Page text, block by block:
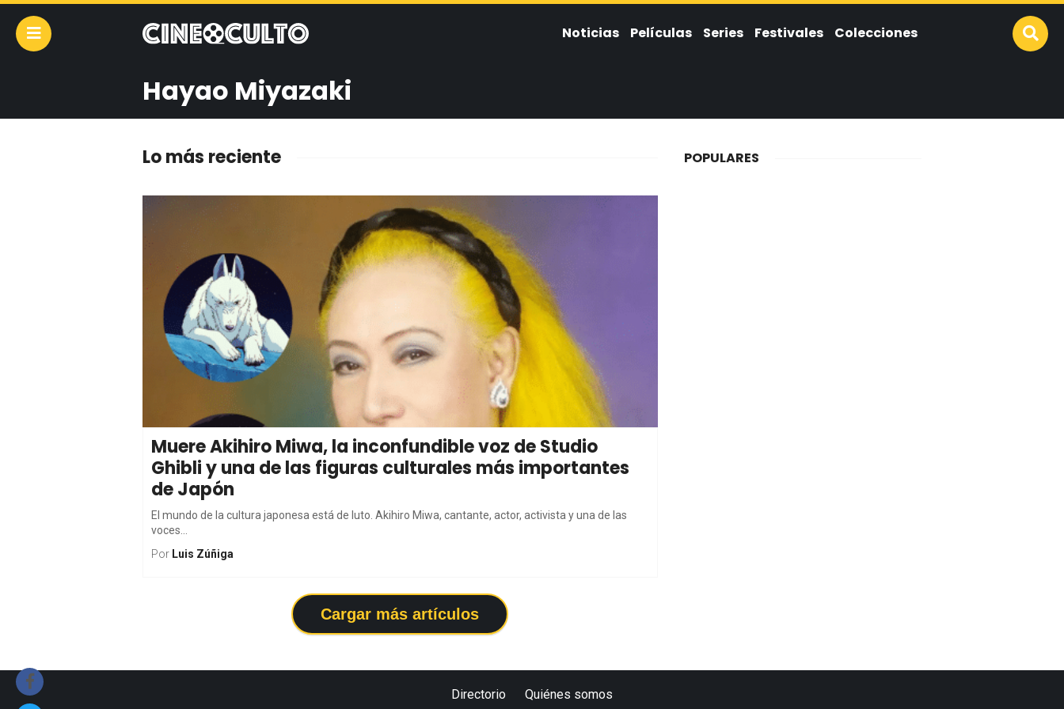
Noticias Películas Series Festivales Colecciones
Hayao Miyazaki
Lo más reciente
Muere Akihiro Miwa, la inconfundible voz de Studio
Ghibli y una de las figuras culturales más importantes
de Japón
El mundo de la cultura japonesa está de luto. Akihiro Miwa, cantante, actor, activista y una de las
voces...
Por Luis Zúñiga
Cargar más artículos
POPULARES
Directorio Quiénes somos